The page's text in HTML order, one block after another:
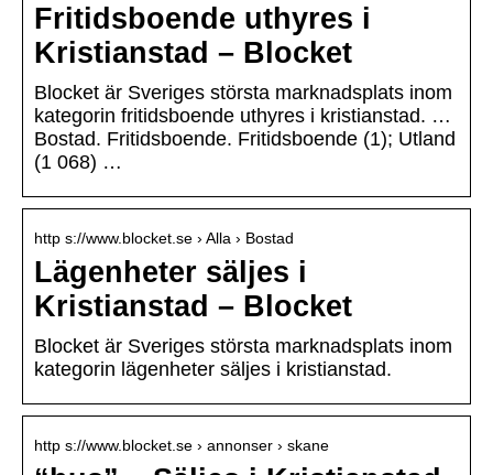
Fritidsboende uthyres i
Kristianstad – Blocket
Blocket är Sveriges största marknadsplats inom
kategorin fritidsboende uthyres i kristianstad. …
Bostad. Fritidsboende. Fritidsboende (1); Utland
(1 068) …
http s://www.blocket.se › Alla › Bostad
Lägenheter säljes i
Kristianstad – Blocket
Blocket är Sveriges största marknadsplats inom
kategorin lägenheter säljes i kristianstad.
http s://www.blocket.se › annonser › skane